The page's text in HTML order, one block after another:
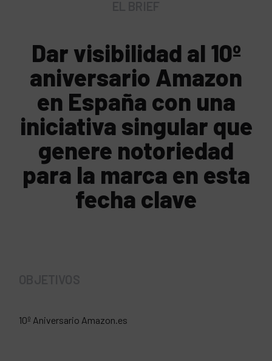
Dar visibilidad al 10º
aniversario Amazon
en España con una
iniciativa singular que
genere notoriedad
para la marca en esta
fecha clave
10º Aniversario Amazon.es